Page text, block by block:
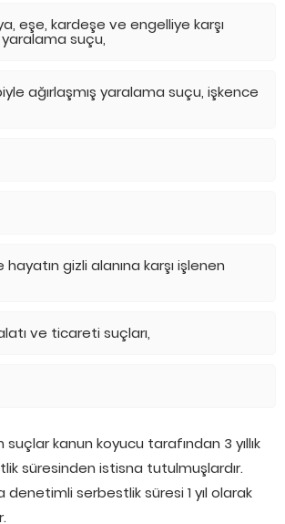
eşe, kardeşe ve engelliye karşı
suçu,
ağırlaşmış yaralama suçu, işkence
gizli alanına karşı işlenen
ve ticareti suçları,
suçlar kanun koyucu tarafından 3 yıllık
süresinden istisna tutulmuşlardır.
serbestlik süresi 1 yıl olarak